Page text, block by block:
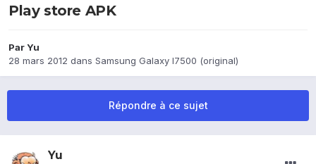
Play store APK
ParYu
28 mars 2012 dans Samsung Galaxy I7500 (original)
Répondre à ce sujet
Yu